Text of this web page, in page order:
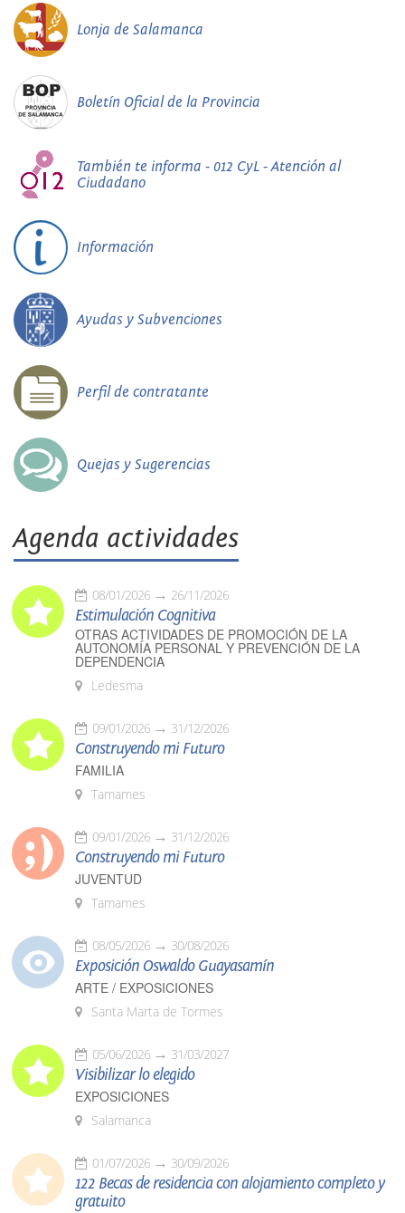
Lonja de Salamanca
Boletín Oficial de la Provincia
También te informa - 012 CyL - Atención al
Ciudadano
Información
Ayudas y Subvenciones
Perfil de contratante
Quejas y Sugerencias
Agenda actividades
08/01/2026 26/11/2026
Estimulación Cognitiva
OTRAS ACTIVIDADES DE PROMOCIÓN DE LA
AUTONOMÍA PERSONAL Y PREVENCIÓN DE LA
DEPENDENCIA
Ledesma
09/01/2026 31/12/2026
Construyendo mi Futuro
FAMILIA
Tamames
09/01/2026 31/12/2026
Construyendo mi Futuro
JUVENTUD
Tamames
08/05/2026 30/08/2026
Exposición Oswaldo Guayasamín
ARTE / EXPOSICIONES
Santa Marta de Tormes
05/06/2026 31/03/2027
Visibilizar lo elegido
EXPOSICIONES
Salamanca
01/07/2026 30/09/2026
122 Becas de residencia con alojamiento completo y
gratuito